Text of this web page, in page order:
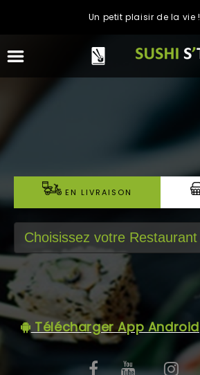
Un petit plaisir de la vie !
LA CARTE
NOTRE RESTAURANT
VOS AVIS
MENTIONS LÉGALES
C.G.V
EN LIVRAISON
Télécharger App Android